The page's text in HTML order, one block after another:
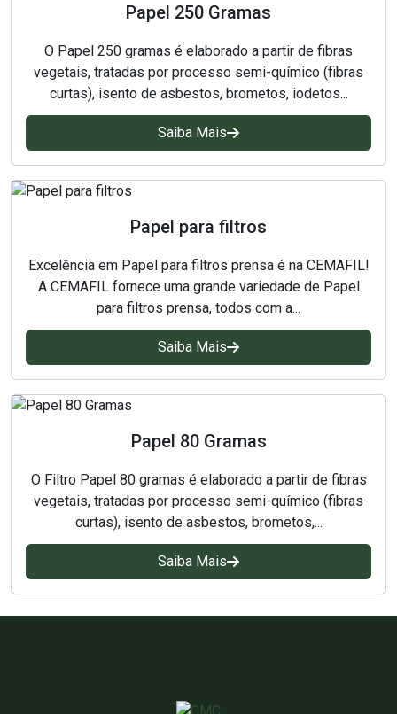
Tela para filtro prensa
Papel 250 Gramas
O Papel 250 gramas é elaborado a partir de fibras
vegetais, tratadas por processo semi-químico (fibras
curtas), isento de asbestos, brometos, iodetos...
Saiba Mais
Papel para filtros
Excelência em Papel para filtros prensa é na CEMAFIL!
A CEMAFIL fornece uma grande variedade de Papel
para filtros prensa, todos com a...
Saiba Mais
Papel 80 Gramas
O Filtro Papel 80 gramas é elaborado a partir de fibras
vegetais, tratadas por processo semi-químico (fibras
curtas), isento de asbestos, brometos,...
Saiba Mais